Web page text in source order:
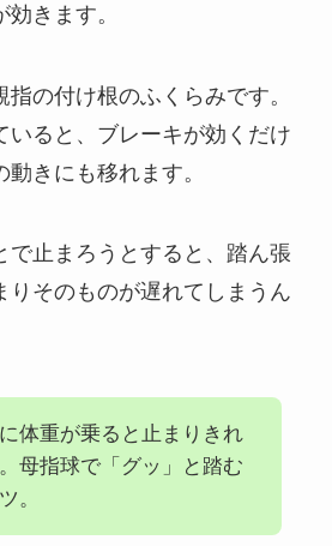
きます。
の付け根のふくらみです。
いると、ブレーキが効くだけ
きにも移れます。
で止まろうとすると、踏ん張
りそのものが遅れてしまうん
体重が乗ると止まりきれ
母指球で「グッ」と踏む
。